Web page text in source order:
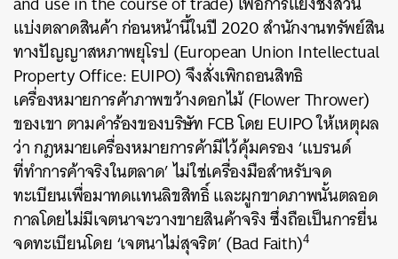
แบ่งตลาดสินค้า ก่อนหน้านี้ในปี 2020 สำนักงานทรัพย์สิน
ทางปัญญาสหภาพยุโรป (European Union Intellectual
Property Office: EUIPO) จึงสั่งเพิกถอนสิทธิ
เครื่องหมายการค้าภาพขว้างดอกไม้ (Flower Thrower)
ของเขา ตามคำร้องของบริษัท FCB โดย EUIPO ให้เหตุผล
ว่า กฎหมายเครื่องหมายการค้ามีไว้คุ้มครอง ‘แบรนด์
ที่ทำการค้าจริงในตลาด’ ไม่ใช่เครื่องมือสำหรับจด
ทะเบียนเพื่อมาทดแทนลิขสิทธิ์ และผูกขาดภาพนั้นตลอด
กาลโดยไม่มีเจตนาจะวางขายสินค้าจริง ซึ่งถือเป็นการยื่น
จดทะเบียนโดย ‘เจตนาไม่สุจริต’ (Bad Faith)4